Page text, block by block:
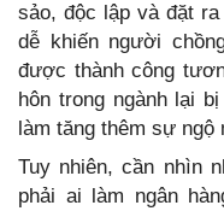
sảo, độc lập và đặt
dễ khiến người
được thành công
hôn trong ngành lại
làm tăng thêm sự ngộ
Tuy nhiên, cần nhìn
phải ai làm ngân